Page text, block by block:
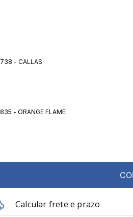
738 - CALLAS
835 - ORANGE FLAME
Calcular frete e prazo